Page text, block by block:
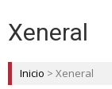
Xeneral
Inicio > Xeneral